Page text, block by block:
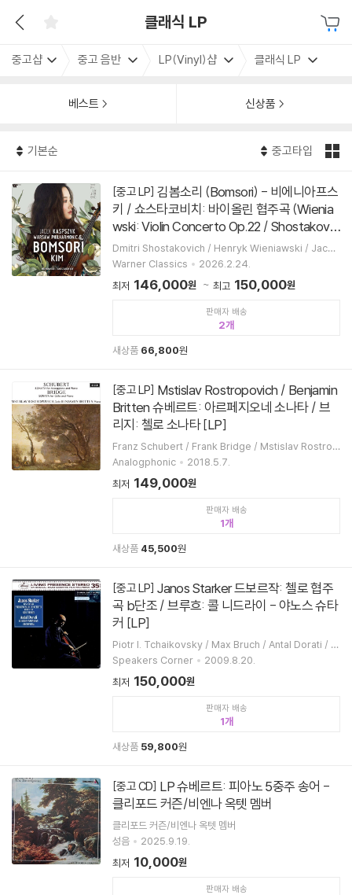
클래식 LP
중고샵 중고 음반 LP(Vinyl)샵 클래식 LP
베스트 신상품
기본순 중고타입
[중고 LP] 김봄소리 (Bomsori) - 비에니아프스
키 / 쇼스타코비치: 바이올린 협주곡 (Wienia
wski: Violin Concerto Op.22 / Shostakovic
h: Violin Concerto Op.7) [2LP]
Dmitri Shostakovich / Henryk Wieniawski / Jacek
Kaspszyk / 김봄소리 / Warsaw Philharmonic Orche
Warner Classics
2026.2.24.
최저 146,000원 최고 150,000원
판매자 배송
2
새상품 66,800원
[중고 LP]
Britten 슈베르트: 아르페지오네 소나타 / 브
리지: 첼로 소나타 [LP]
Franz Schubert / Frank Bridge / Mstislav Rostrop
ovich / Benjamin Britten
Analogphonic
2018.5.7.
최저 149,000원
판매자 배송
1
새상품 45,500원
[중고 LP] Janos Starker 드보르작: 첼로 협주
곡 b단조 / 브루흐: 콜 니드라이 - 야노스 슈타
커 [LP]
Piotr I. Tchaikovsky / Max Bruch / Antal Dorati / J
anos Starker / London Symphony Orchestra
Speakers Corner
2009.8.20.
최저 150,000원
판매자 배송
1
새상품 59,800원
[중고 CD]
클리포드 커즌/비엔나 옥텟 멤버
클리포드 커즌/비엔나 옥텟 멤버
성음
2025.9.19.
최저 10,000원
판매자 배송